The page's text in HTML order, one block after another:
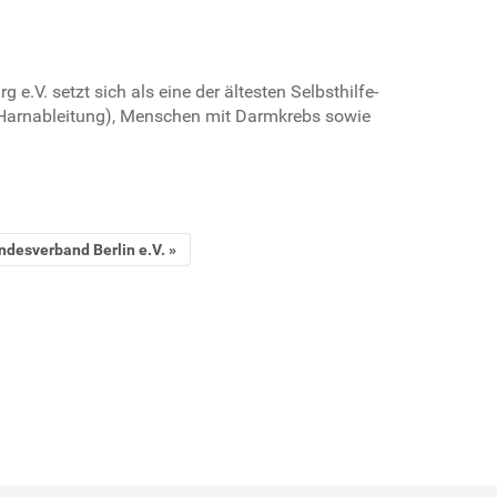
e.V. setzt sich als eine der ältesten Selbsthilfe-
Menschen mit Darmkrebs sowie
Berlin e.V.